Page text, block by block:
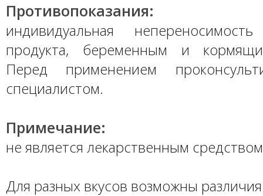
Противопоказания:
индивидуальная
продукта, беременным и
Перед применением
специалистом.
Примечание:
не является лекарственным
Для разных вкусов возможны